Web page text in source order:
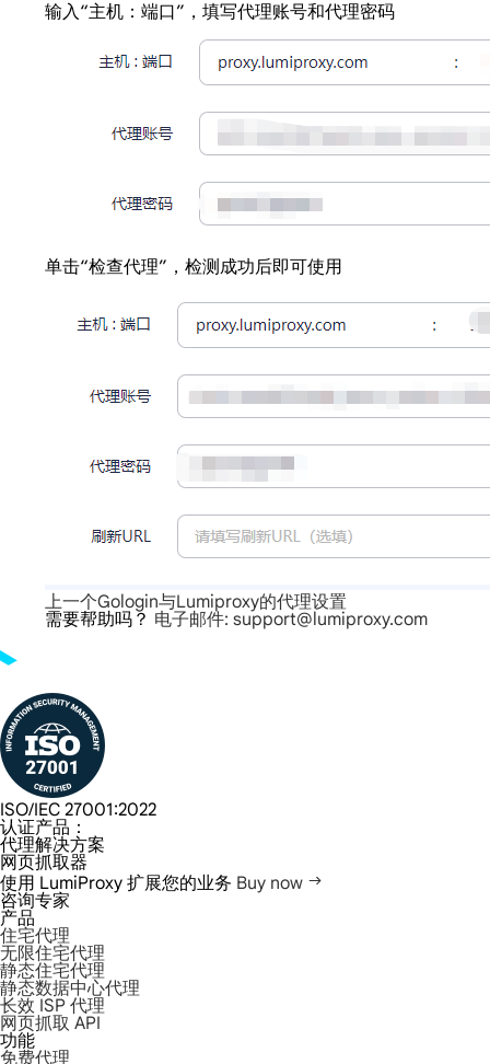
输入“主机：端口”，填写代理账号和代理密码
单击“检查代理”，检测成功后即可使用
上一个Gologin与Lumiproxy的代理设置
需要帮助吗？ 电子邮件: support@lumiproxy.com
ISO/IEC 27001:2022
认证产品：
代理解决方案
网页抓取器
使用 LumiProxy 扩展您的业务 Buy now
咨询专家
产品
住宅代理
无限住宅代理
静态住宅代理
静态数据中心代理
长效 ISP 代理
网页抓取 API
功能
免费代理